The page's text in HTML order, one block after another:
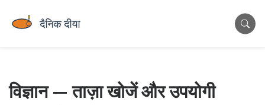
विज्ञान — ताज़ा खोजें और उपयोगी